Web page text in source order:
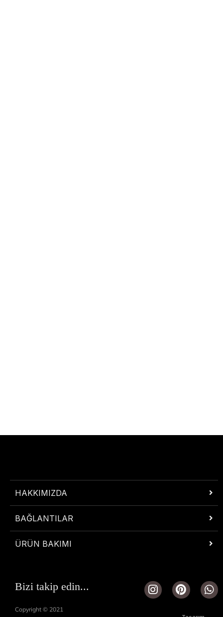
HAKKIMIZDA
BAĞLANTILAR
ÜRÜN BAKIMI
Bizi takip edin...
I
n
P
i
W
h
Copyright © 2021